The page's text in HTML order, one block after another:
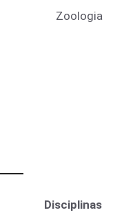
Zoologia
Disciplinas